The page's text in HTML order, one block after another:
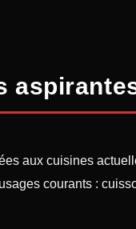
aux cuisines
courants :